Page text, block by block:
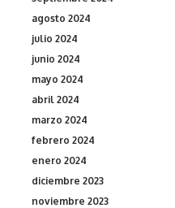
agosto 2024
julio 2024
junio 2024
mayo 2024
abril 2024
marzo 2024
febrero 2024
enero 2024
diciembre 2023
noviembre 2023